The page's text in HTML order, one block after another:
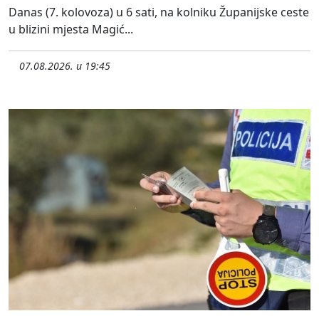
Danas (7. kolovoza) u 6 sati, na kolniku Županijske ceste
u blizini mjesta Magić...
07.08.2026. u 19:45